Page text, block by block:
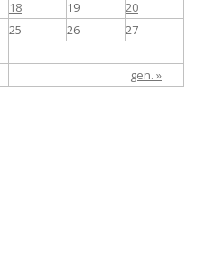
gen. »
18 19
20
25 26
27